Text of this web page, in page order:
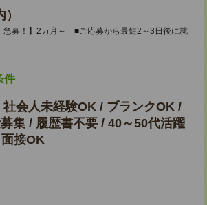
急募！】2カ月～ ■ご応募から最短2～3日後に就
件
会人未経験OK / ブランクOK /
集 / 履歴書不要 / 40～50代活躍
接OK